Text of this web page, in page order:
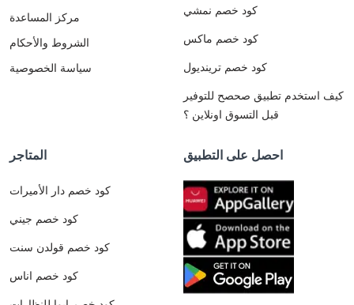
مركز المساعدة
الشروط والأحكام
سياسة الخصوصية
كود خصم نمشي
كود خصم ماكس
كود خصم ترينديول
كيف استخدم تطبيق صحصح للتوفير
قبل التسوق اونلاين ؟
المتاجر
كود خصم دار الأميرات
كود خصم جيني
كود خصم قولدن سنت
كود خصم اناس
احصل على التطبيق